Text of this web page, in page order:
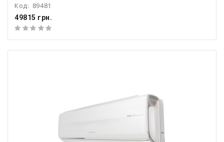
Код: 89481
49815 грн.